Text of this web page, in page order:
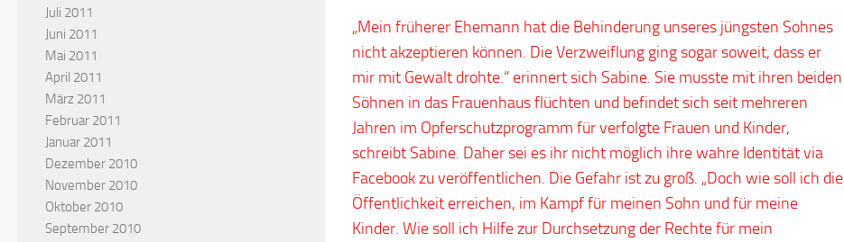
„Mein früherer Ehemann hat die Behinderung unseres jüngsten Sohnes
nicht akzeptieren können. Die Verzweiflung ging sogar soweit, dass er
mir mit Gewalt drohte.“ erinnert sich Sabine. Sie musste mit ihren beiden
Söhnen in das Frauenhaus flüchten und befindet sich seit mehreren
Jahren im Opferschutzprogramm für verfolgte Frauen und Kinder,
schreibt Sabine. Daher sei es ihr nicht möglich ihre wahre Identität via
Facebook zu veröffentlichen. Die Gefahr ist zu groß. „Doch wie soll ich die
Öffentlichkeit erreichen, im Kampf für meinen Sohn und für meine
Kinder. Wie soll ich Hilfe zur Durchsetzung der Rechte für mein
Juli 2011
Juni 2011
Mai 2011
April 2011
März 2011
Februar 2011
Januar 2011
Dezember 2010
November 2010
Oktober 2010
September 2010